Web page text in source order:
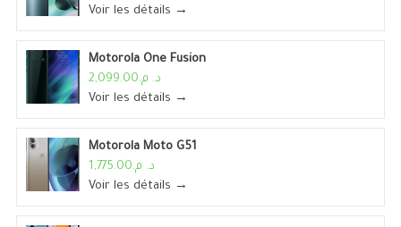
Voir les détails →
Motorola One Fusion
د. م.2,099.00
Voir les détails →
Motorola Moto G51
د. م.1,775.00
Voir les détails →